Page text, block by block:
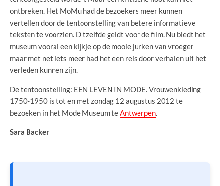
ontbreken. Het MoMu had de bezoekers meer kunnen
vertellen door de tentoonstelling van betere informatieve
teksten te voorzien. Ditzelfde geldt voor de film. Nu biedt het
museum vooral een kijkje op de mooie jurken van vroeger
maar met net iets meer had het een reis door verhalen uit het
verleden kunnen zijn.
De tentoonstelling: EEN LEVEN IN MODE. Vrouwenkleding
1750-1950 is tot en met zondag 12 augustus 2012 te
bezoeken in het Mode Museum teAntwerpen.
Sara Backer